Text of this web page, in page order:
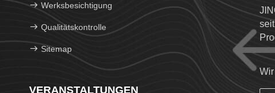
Werksbesichtigung
Qualitätskontrolle
Sitemap
VERANSTALTUNGEN